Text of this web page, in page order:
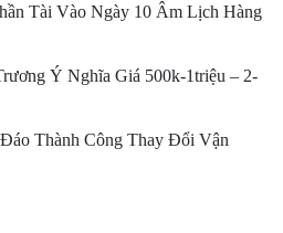
Tài Vào Ngày 10 Âm Lịch Hàng
Ý Nghĩa Giá 500k-1triệu – 2-
Thành Công Thay Đổi Vận